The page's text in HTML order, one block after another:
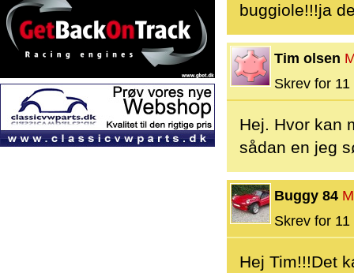
buggiole!!!ja
Tim olsen
Skrev for
Hej. Hvor kan
sådan en jeg
Buggy 84
Skrev for
Hej Tim!!!Det